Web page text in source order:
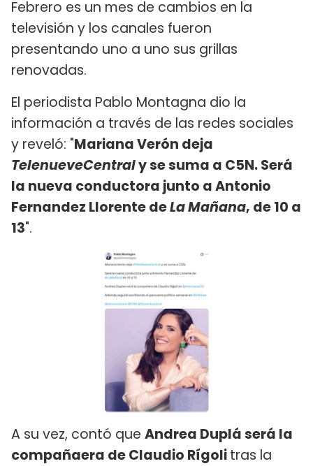
Febrero es un mes de cambios en la
televisión y los canales fueron
presentando uno a uno sus grillas
renovadas.
El periodista Pablo Montagna dio la
información a través de las redes sociales
y reveló: "Mariana Verón deja
TelenueveCentraly se suma a C5N. Será
la nueva conductora junto a Antonio
Fernandez Llorente deLa Mañana, de 10 a
13".
A su vez, contó que Andrea Duplá será la
compañaera de Claudio Rígolitras la